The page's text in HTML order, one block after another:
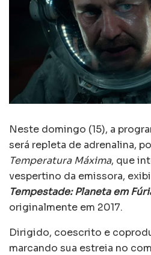
Neste domingo (15), a
será repleta de adrenalina,
Temperatura Máxima, que
vespertino da emissora,
Tempestade: Planeta em
originalmente em 2017.
Dirigido, coescrito e
marcando sua estreia no